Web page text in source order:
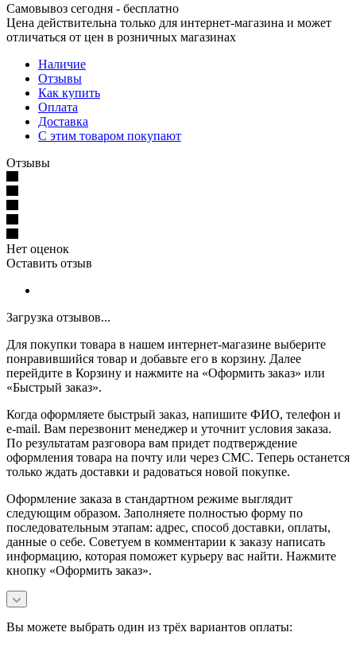
Самовывоз сегодня - бесплатно
Цена действительна только для интернет-магазина и может
отличаться от цен в розничных магазинах
Наличие
Отзывы
Как купить
Оплата
Доставка
С этим товаром покупают
Отзывы
Нет оценок
Оставить отзыв
Загрузка отзывов...
Для покупки товара в нашем интернет-магазине выберите
понравившийся товар и добавьте его в корзину. Далее
перейдите в Корзину и нажмите на «Оформить заказ» или
«Быстрый заказ».
Когда оформляете быстрый заказ, напишите ФИО, телефон и
e-mail. Вам перезвонит менеджер и уточнит условия заказа.
По результатам разговора вам придет подтверждение
оформления товара на почту или через СМС. Теперь останется
только ждать доставки и радоваться новой покупке.
Оформление заказа в стандартном режиме выглядит
следующим образом. Заполняете полностью форму по
последовательным этапам: адрес, способ доставки, оплаты,
данные о себе. Советуем в комментарии к заказу написать
информацию, которая поможет курьеру вас найти. Нажмите
кнопку «Оформить заказ».
Вы можете выбрать один из трёх вариантов оплаты: